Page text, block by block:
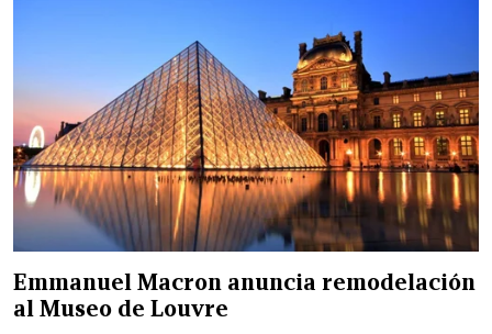
Emmanuel Macron anuncia remodelación
al Museo de Louvre